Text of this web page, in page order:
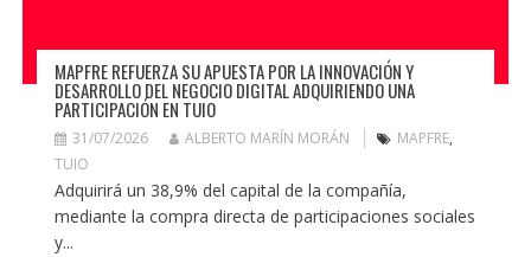
MAPFRE REFUERZA SU APUESTA POR LA INNOVACIÓN Y
DESARROLLO DEL NEGOCIO DIGITAL ADQUIRIENDO UNA
PARTICIPACIÓN EN TUIO
31/07/2026 ALBERTO MARÍN MORÁN MAPFRE,
TUIO
Adquirirá un 38,9% del capital de la compañía,
mediante la compra directa de participaciones sociales
y...